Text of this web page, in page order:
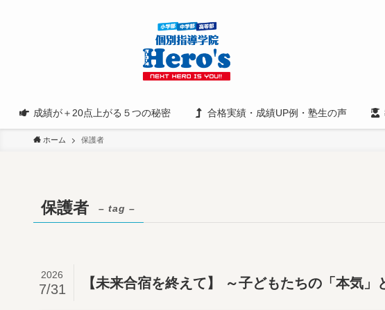
成績が＋20点上がる５つの秘密 合格実績・成績UP例・塾生の声
ホーム 保護者
保護者 – tag –
【未来合宿を終えて】 ～子どもたちの「本気」
2026
7/31